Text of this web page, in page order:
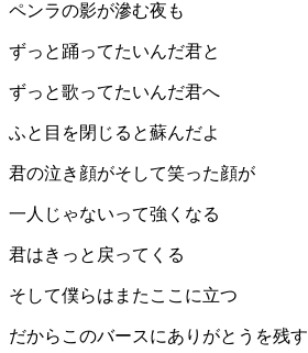
ペンラの影が滲む夜も
ずっと踊ってたいんだ君と
ずっと歌ってたいんだ君へ
ふと目を閉じると蘇んだよ
君の泣き顔がそして笑った顔が
一人じゃないって強くなる
君はきっと戻ってくる
そして僕らはまたここに立つ
だからこのバースにありがとうを残す